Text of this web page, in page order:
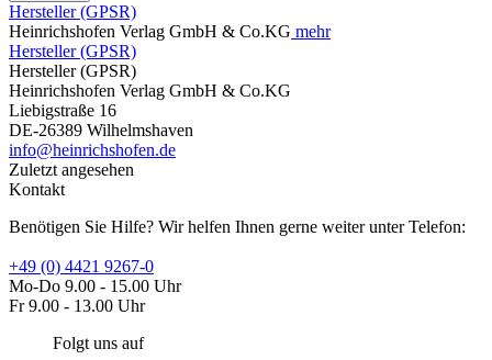
Hersteller (GPSR)
Heinrichshofen Verlag GmbH & Co.KG mehr
Hersteller (GPSR)
Hersteller (GPSR)
Heinrichshofen Verlag GmbH & Co.KG
Liebigstraße 16
DE-26389 Wilhelmshaven
info@heinrichshofen.de
Zuletzt angesehen
Kontakt
Benötigen Sie Hilfe? Wir helfen Ihnen gerne weiter unter Telefon:
+49 (0) 4421 9267-0
Mo-Do 9.00 - 15.00 Uhr
Fr 9.00 - 13.00 Uhr
Folgt uns auf